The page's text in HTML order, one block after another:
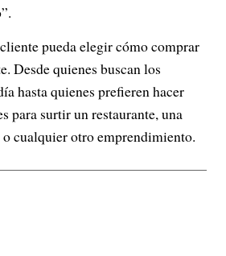
pueda elegir cómo comprar
Desde quienes buscan los
hasta quienes prefieren hacer
para surtir un restaurante, una
cualquier otro emprendimiento.